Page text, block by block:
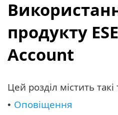
продукту
Account
Цей розділ містить
• Оповіщення